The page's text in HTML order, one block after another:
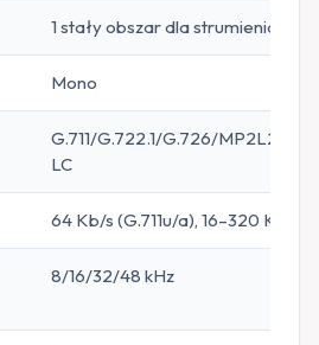
1 stały obszar dla strumienia
Mono
G.711/G.722.1/G.726/MP2L2/
LC
64 Kb/s (G.711u/a), 16–320 Kb/s
8/16/32/48 kHz